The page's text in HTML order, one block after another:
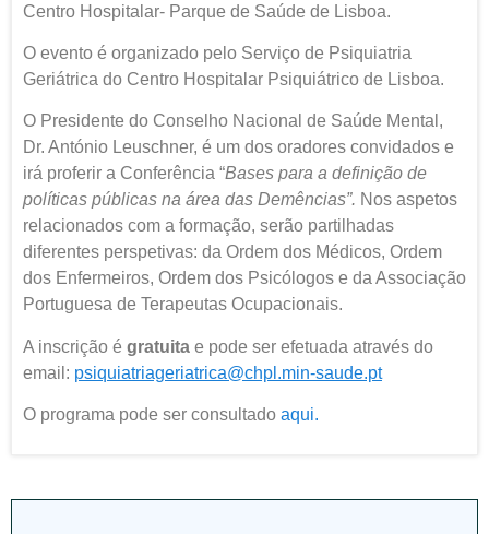
Centro Hospitalar- Parque de Saúde de Lisboa.
O evento é organizado pelo Serviço de Psiquiatria
Geriátrica do Centro Hospitalar Psiquiátrico de Lisboa.
O Presidente do Conselho Nacional de Saúde Mental,
Dr. António Leuschner, é um dos oradores convidados e
irá proferir a Conferência “Bases para a definição de
políticas públicas na área das Demências”. Nos aspetos
relacionados com a formação, serão partilhadas
diferentes perspetivas: da Ordem dos Médicos, Ordem
dos Enfermeiros, Ordem dos Psicólogos e da Associação
Portuguesa de Terapeutas Ocupacionais.
A inscrição é gratuita e pode ser efetuada através do
email: psiquiatriageriatrica@chpl.min-saude.pt
O programa pode ser consultado aqui.